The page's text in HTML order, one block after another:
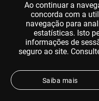
Ao continuar a
concorda com a
navegação para
estatísticas. Isto
informações de
seguro ao site.
Saiba mais